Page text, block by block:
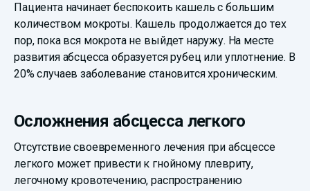
Пациента начинает беспокоить кашель с большим
количеством мокроты. Кашель продолжается до тех
пор, пока вся мокрота не выйдет наружу. На месте
развития абсцесса образуется рубец или уплотнение. В
20% случаев заболевание становится хроническим.
Осложнения абсцесса легкого
Отсутствие своевременного лечения при абсцессе
легкого может привести к гнойному плевриту,
легочному кровотечению, распространению